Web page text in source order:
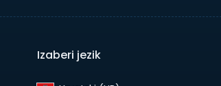
Izaberi jezik